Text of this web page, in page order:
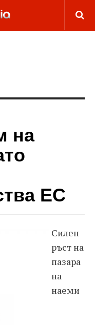
на
ЕС
Силен
ръст на
пазара
на
наеми